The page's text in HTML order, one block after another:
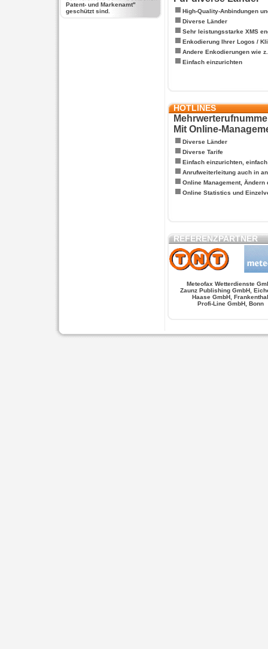
Patent- und Markenamt"
geschützt sind.
High-Quality-Anbindungen
Diverse Länder
Sehr leistungsstarke XMS
Enkodierung Ihrer Logos /
Andere Enkodierungen wie
Einfach einzurichten
HOTLINES
Mit Online-
Diverse Länder
Diverse Tarife
Einfach einzurichten,
Anrufweiterleitung auch in
Online Management, Ändern
Online Statistics und
REFERENZPARTNER
Meteofax Wetterdienste
Zaunz Publishing GmbH,
Haase GmbH, Frankenthal
Profi-Line GmbH, Bonn